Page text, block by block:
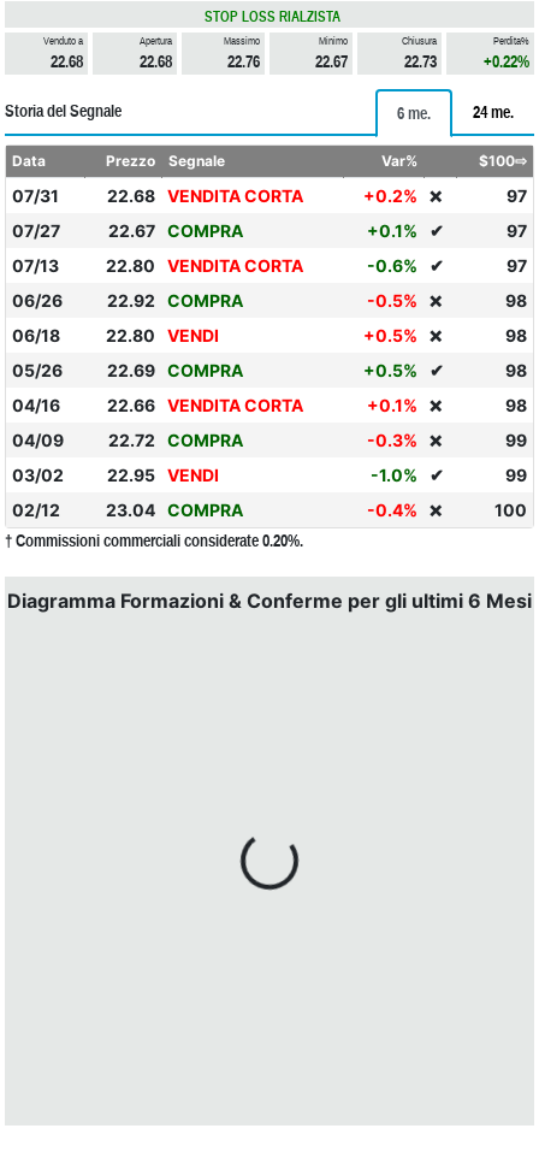
STOP LOSS RIALZISTA
Venduto a
22.68
Apertura
22.68
Massimo
22.76
Minimo
22.67
Chiusura
22.73
Perdita%
+0.22%
Storia del Segnale 6 me. 24 me.
Data Prezzo Segnale Var% $100⇨
07/31 22.68 VENDITA CORTA +0.2% ❌
97
07/27
22.67 COMPRA +0.1% ✔
97
07/13
22.80 VENDITA CORTA -0.6% ✔
97
06/26
22.92 COMPRA -0.5% ❌
98
06/18
22.80 VENDI +0.5% ❌
98
05/26
22.69 COMPRA +0.5% ✔
98
04/16
22.66 VENDITA CORTA +0.1% ❌
98
04/09
22.72 COMPRA -0.3% ❌
99
03/02
22.95 VENDI -1.0% ✔
99
02/12
23.04 COMPRA -0.4% ❌ 100
† Commissioni commerciali considerate 0.20%.
Diagramma Formazioni & Conferme per gli ultimi 6 Mesi